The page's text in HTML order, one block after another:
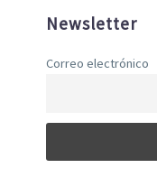
Newsletter
Correo electrónico